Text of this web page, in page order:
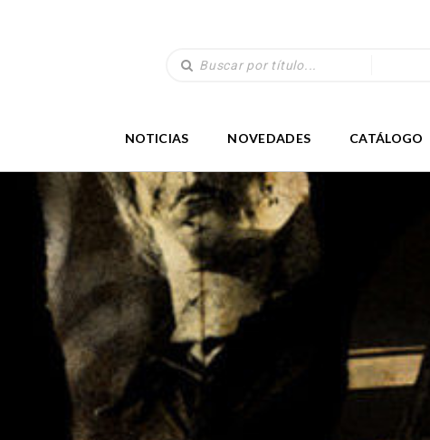
NOTICIAS NOVEDADES CATÁLOGO